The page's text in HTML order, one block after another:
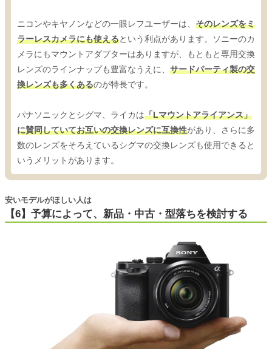
ニコンやキヤノンなどの一眼レフユーザーは、 そのレンズをミ
ラーレスカメラにも使えるという利点があります。ソニーのカ
メラにもマウントアダプターはありますが、もともと専用交換
レンズのラインナップも豊富なうえに、 サードパーティ製の交
換レンズも多くあるのが特長です。
パナソニックとシグマ、ライカは「Lマウントアライアンス」
に賛同していてお互いの交換レンズに互換性があり、さらに多
数のレンズをそろえているシグマの交換レンズも使用できると
いうメリットがあります。
【6】予算によって、新品・中古・型落ちを検討する
安いモデルがほしい人は